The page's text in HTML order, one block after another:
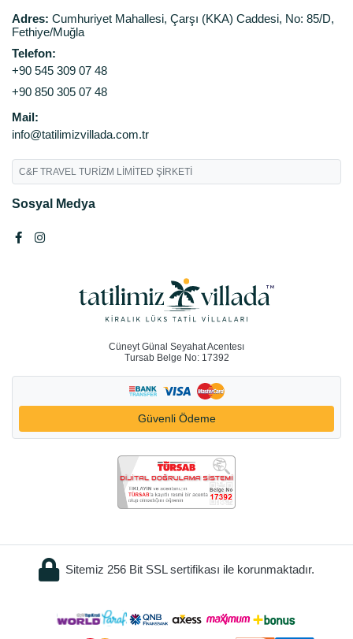
Adres: Cumhuriyet Mahallesi, Çarşı (KKA) Caddesi, No: 85/D,
Fethiye/Muğla
Telefon:
+90 545 309 07 48
+90 850 305 07 48
Mail:
info@tatilimizvillada.com.tr
C&F TRAVEL TURİZM LİMİTED ŞİRKETİ
Sosyal Medya
Cüneyt Günal Seyahat Acentesı
Tursab Belge No: 17392
Güvenli Ödeme
Sitemiz 256 Bit SSL sertifikası ile korunmaktadır.